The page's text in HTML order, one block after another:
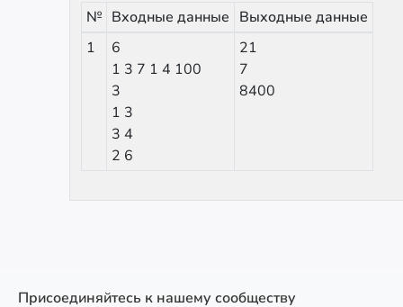
№ Входные данные Выходные данные
1
6
1 3 7 1 4 100
3
1 3
3 4
2 6
21
7
8400
Присоединяйтесь к нашему сообществу